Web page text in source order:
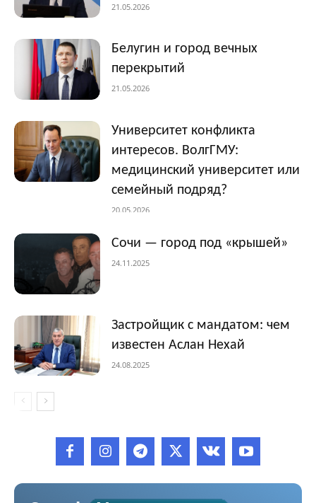
21.05.2026
Белугин и город вечных
перекрытий
21.05.2026
Университет конфликта
интересов. ВолгГМУ:
медицинский университет или
семейный подряд?
20.05.2026
Сочи — город под «крышей»
24.11.2025
Застройщик с мандатом: чем
известен Аслан Нехай
24.08.2025